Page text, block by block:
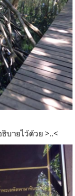
บายไว้ด้วย >..<